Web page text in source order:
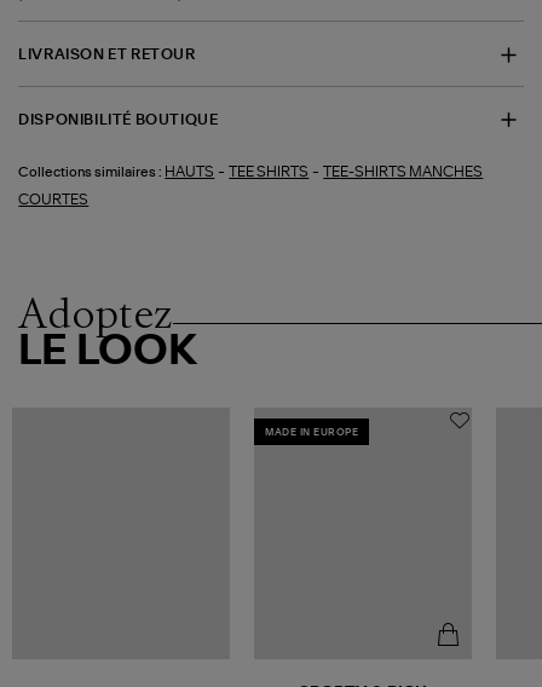
LIVRAISON ET RETOUR
DISPONIBILITÉ BOUTIQUE
Collections similaires : HAUTS -TEE SHIRTS -TEE-SHIRTS MANCHES
COURTES
Adoptez
LE LOOK
MADE IN EUROPE